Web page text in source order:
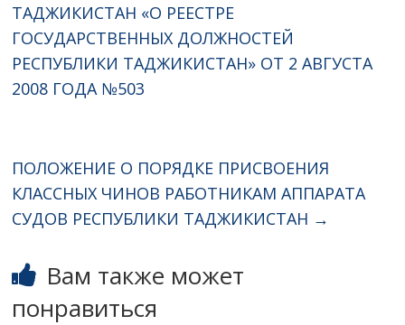
ТАДЖИКИСТАН «О РЕЕСТРЕ
ГОСУДАРСТВЕННЫХ ДОЛЖНОСТЕЙ
РЕСПУБЛИКИ ТАДЖИКИСТАН» ОТ 2 АВГУСТА
2008 ГОДА №503
ПОЛОЖЕНИЕ О ПОРЯДКЕ ПРИСВОЕНИЯ
КЛАССНЫХ ЧИНОВ РАБОТНИКАМ АППАРАТА
СУДОВ РЕСПУБЛИКИ ТАДЖИКИСТАН →
Вам также может
понравиться